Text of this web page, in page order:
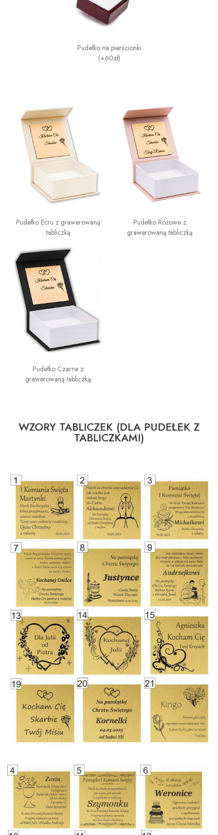
Pudełko na pierścionki
(+60zł)
Pudełko Ecru z grawerowaną
tabliczką
Pudełko Różowe z
grawerowaną tabliczką
Pudełko Czarne z
grawerowaną tabliczką
WZORY TABLICZEK (DLA PUDEŁEK Z
TABLICZKAMI)